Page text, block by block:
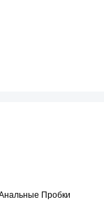
Пробки